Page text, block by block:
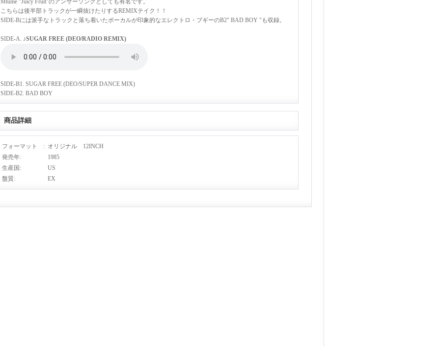
Mtume "Juicy Fruit"のアンサーソングとしても有名です。
こちらは後半部トラックが一瞬抜けたりするREMIXテイク！！
SIDE-Bには派手なトラックと落ち着いたボーカルが印象的なエレクトロ・ブギーのB2" BAD BOY "も収録。
SIDE-A. ♪SUGAR FREE (DEO/RADIO REMIX)
SIDE-B1. SUGAR FREE (DEO/SUPER DANCE MIX)
SIDE-B2. BAD BOY
商品詳細
フォーマット : オリジナル 12INCH
発売年:
1985
生産国 :
US
盤質: EX